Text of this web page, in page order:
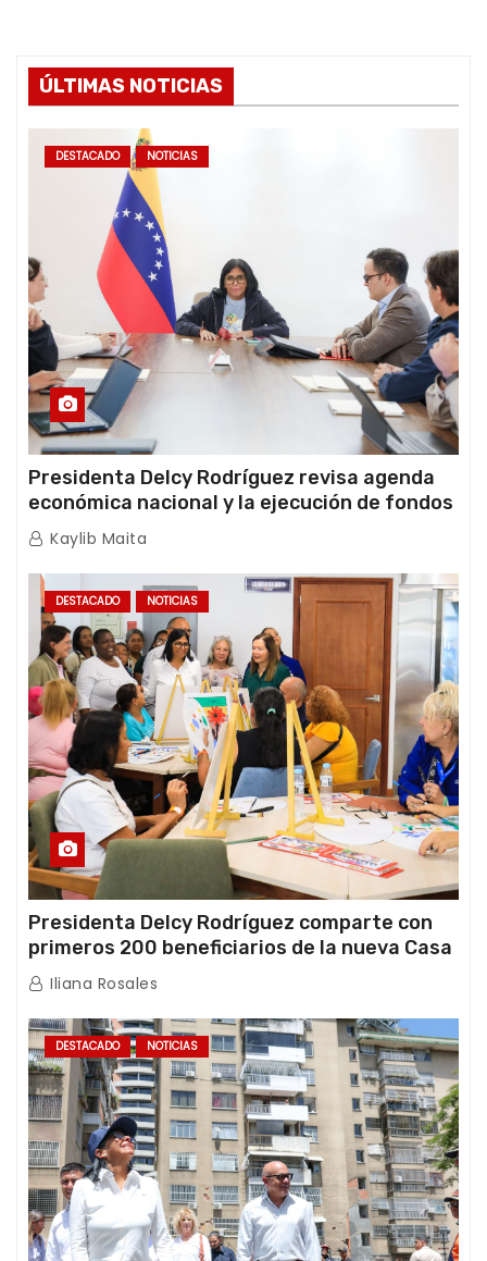
ÚLTIMAS NOTICIAS
DESTACADO NOTICIAS
Presidenta Delcy Rodríguez revisa agenda
económica nacional y la ejecución de fondos
de emergencia post-sismos
Kaylib Maita
DESTACADO NOTICIAS
Presidenta Delcy Rodríguez comparte con
primeros 200 beneficiarios de la nueva Casa
de los Abuelos “La Primavera” en Caracas
Iliana Rosales
DESTACADO NOTICIAS